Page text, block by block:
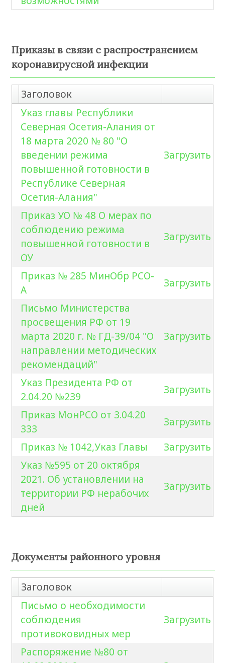
Приказы в связи с распространением
коронавирусной инфекции
Заголовок
Указ главы Республики
Северная Осетия-Алания от
18 марта 2020 № 80 "О
введении режима
повышенной готовности в
Республике Северная
Осетия-Алания"
Загрузить
Приказ УО № 48 О мерах по
соблюдению режима
повышенной готовности в
ОУ
Загрузить
Приказ № 285 МинОбр РСО-
А
Загрузить
Письмо Министерства
просвещения РФ от 19
марта 2020 г. № ГД-39/04 "О
направлении методических
рекомендаций"
Загрузить
Указ Президента РФ от
2.04.20 №239
Загрузить
Приказ МонРСО от 3.04.20
333
Загрузить
Приказ № 1042,Указ Главы
Загрузить
Указ №595 от 20 октября
2021. Об установлении на
территории РФ нерабочих
дней
Загрузить
Документы районного уровня
Заголовок
Письмо о необходимости
соблюдения
противоковидных мер
Загрузить
Распоряжение №80 от